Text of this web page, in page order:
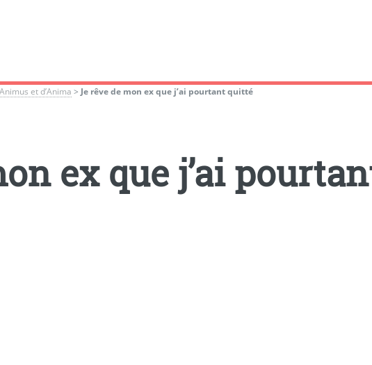
et d’Anima > Je rêve de mon ex que j’ai pourtant quitté
ex que j’ai